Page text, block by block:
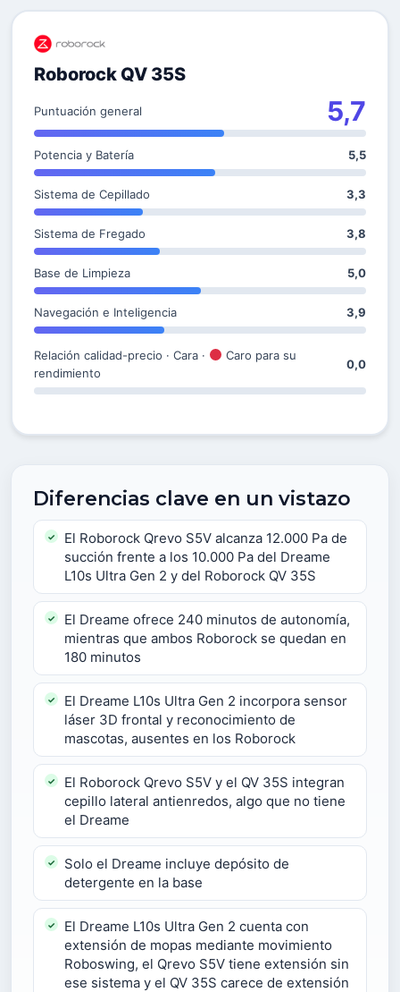
Roborock QV 35S
Puntuación general 5,7
Potencia y Batería 5,5
Sistema de Cepillado 3,3
Sistema de Fregado 3,8
Base de Limpieza 5,0
Navegación e Inteligencia 3,9
Relación calidad-precio · Cara ·
Caro para su
rendimiento
0,0
Diferencias clave en un vistazo
El Roborock Qrevo S5V alcanza 12.000 Pa de
succión frente a los 10.000 Pa del Dreame
L10s Ultra Gen 2 y del Roborock QV 35S
El Dreame ofrece 240 minutos de autonomía,
mientras que ambos Roborock se quedan en
180 minutos
El Dreame L10s Ultra Gen 2 incorpora sensor
láser 3D frontal y reconocimiento de
mascotas, ausentes en los Roborock
El Roborock Qrevo S5V y el QV 35S integran
cepillo lateral antienredos, algo que no tiene
el Dreame
Solo el Dreame incluye depósito de
detergente en la base
El Dreame L10s Ultra Gen 2 cuenta con
extensión de mopas mediante movimiento
Roboswing, el Qrevo S5V tiene extensión sin
ese sistema y el QV 35S carece de extensión